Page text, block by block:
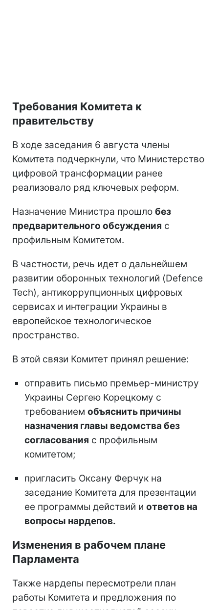
Требования Комитета к
правительству
В ходе заседания 6 августа члены
Комитета подчеркнули, что Министерство
цифровой трансформации ранее
реализовало ряд ключевых реформ.
Назначение Министра прошло без
предварительного обсуждения с
профильным Комитетом.
В частности, речь идет о дальнейшем
развитии оборонных технологий (Defence
Tech), антикоррупционных цифровых
сервисах и интеграции Украины в
европейское технологическое
пространство.
В этой связи Комитет принял решение:
отправить письмо премьер-министру
Украины Сергею Корецкому с
требованием объяснить причины
назначения главы ведомства без
согласования с профильным
комитетом;
пригласить Оксану Ферчук на
заседание Комитета для презентации
ее программы действий и ответов на
вопросы нардепов.
Изменения в рабочем плане
Парламента
Также нардепы пересмотрели план
работы Комитета и предложения по